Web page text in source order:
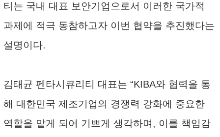
티는 국내 대표 보안기업으로서 이러한 국가적
과제에 적극 동참하고자 이번 협약을 추진했다는
설명이다.
김태균 펜타시큐리티 대표는 “KIBA와 협력을 통
해 대한민국 제조기업의 경쟁력 강화에 중요한
역할을 맡게 되어 기쁘게 생각하며, 이를 책임감